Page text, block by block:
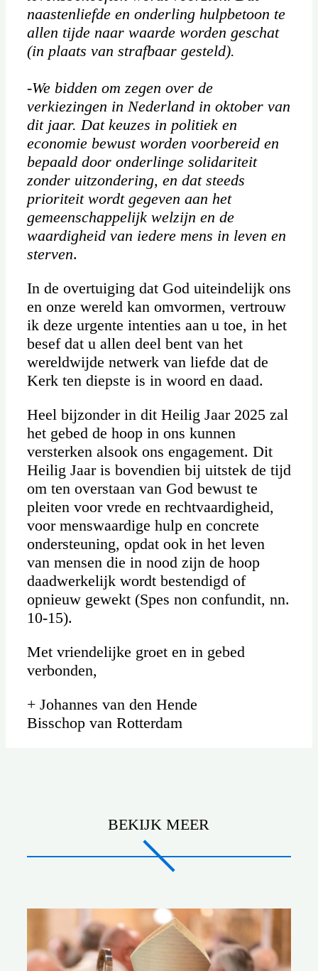
naastenliefde en onderling hulpbetoon te
allen tijde naar waarde worden geschat
(in plaats van strafbaar gesteld).
-We bidden om zegen over de
verkiezingen in Nederland in oktober van
dit jaar. Dat keuzes in politiek en
economie bewust worden voorbereid en
bepaald door onderlinge solidariteit
zonder uitzondering, en dat steeds
prioriteit wordt gegeven aan het
gemeenschappelijk welzijn en de
waardigheid van iedere mens in leven en
sterven.
In de overtuiging dat God uiteindelijk ons
en onze wereld kan omvormen, vertrouw
ik deze urgente intenties aan u toe, in het
besef dat u allen deel bent van het
wereldwijde netwerk van liefde dat de
Kerk ten diepste is in woord en daad.
Heel bijzonder in dit Heilig Jaar 2025 zal
het gebed de hoop in ons kunnen
versterken alsook ons engagement. Dit
Heilig Jaar is bovendien bij uitstek de tijd
om ten overstaan van God bewust te
pleiten voor vrede en rechtvaardigheid,
voor menswaardige hulp en concrete
ondersteuning, opdat ook in het leven
van mensen die in nood zijn de hoop
daadwerkelijk wordt bestendigd of
opnieuw gewekt (Spes non confundit, nn.
10-15).
Met vriendelijke groet en in gebed
verbonden,
+ Johannes van den Hende
Bisschop van Rotterdam
BEKIJK MEER